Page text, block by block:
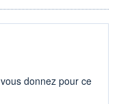
donnez pour ce